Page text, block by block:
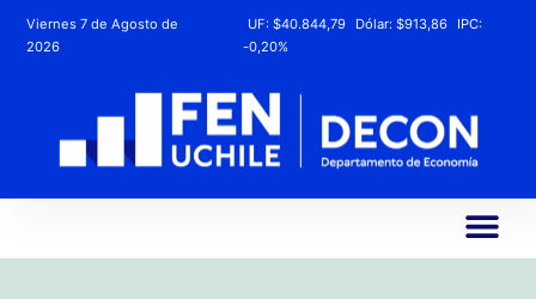
Viernes 7 de Agosto de
2026
UF: $40.844,79 Dólar: $913,86
IPC:
-0,20%